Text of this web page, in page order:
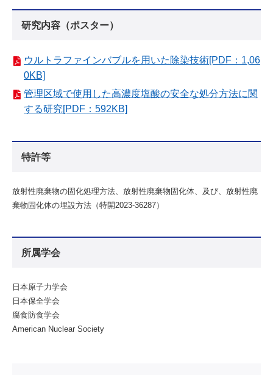
研究内容（ポスター）
ウルトラファインバブルを用いた除染技術[PDF：1,06
0KB]
管理区域で使用した高濃度塩酸の安全な処分方法に関
する研究[PDF：592KB]
特許等
放射性廃棄物の固化処理方法、放射性廃棄物固化体、及び、放射性廃
棄物固化体の埋設方法（特開2023-36287）
所属学会
日本原子力学会
日本保全学会
腐食防食学会
American Nuclear Society